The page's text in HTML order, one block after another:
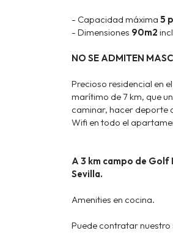
- Capacidad máxima 5
- Dimensiones 90m2
NO SE ADMITEN
Precioso residencial en
marítimo de 7 km, que
caminar, hacer deporte
Wifi en todo el
A 3 km campo de Golf
Sevilla.
Amenities en cocina.
Puede contratar